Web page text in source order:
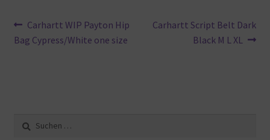
Beitragsnavigation
Vorheriger
Beitrag:
Carhartt WIP Payton Hip
Bag Cypress/White one size
Nächster
Carhartt Script Belt Dark
Black M L XL
Suche
nach: